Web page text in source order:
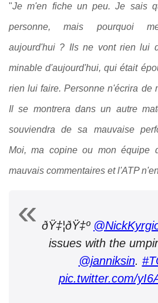
"Je m'en fiche un peu. Je sais
personne, mais pourquoi me
aujourd'hui ? Ils ne vont rien lui
minable d'aujourd'hui, qui était
rien lui faire. Personne n'écrira de
Il se montrera dans un autre
souviendra de sa mauvaise
Moi, ma copine ou mon équipe
mauvais commentaires et l'ATP
ðŸ‡¦ðŸ‡º
issues with the
@janniksin.
pic.twitter.com/